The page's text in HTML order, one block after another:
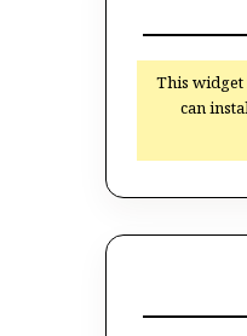
This
can